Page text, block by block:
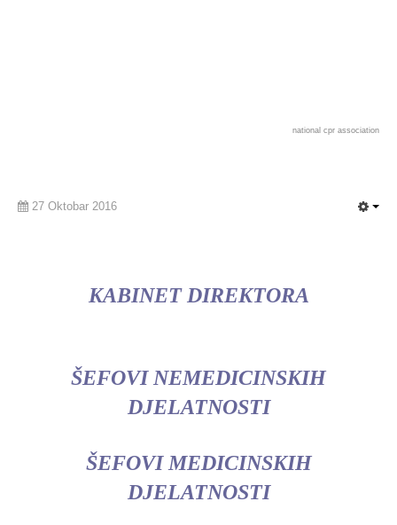
national cpr association
27 Oktobar 2016
KABINET DIREKTORA
ŠEFOVI NEMEDICINSKIH
DJELATNOSTI
ŠEFOVI MEDICINSKIH
DJELATNOSTI